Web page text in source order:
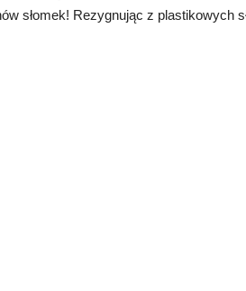
słomek! Rezygnując z plastikowych